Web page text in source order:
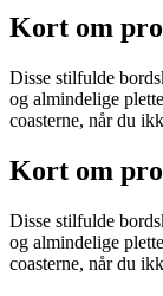
Kort om
Disse stilfulde
og almindelige
coasterne, når du
Kort om
Disse stilfulde
og almindelige
coasterne, når du